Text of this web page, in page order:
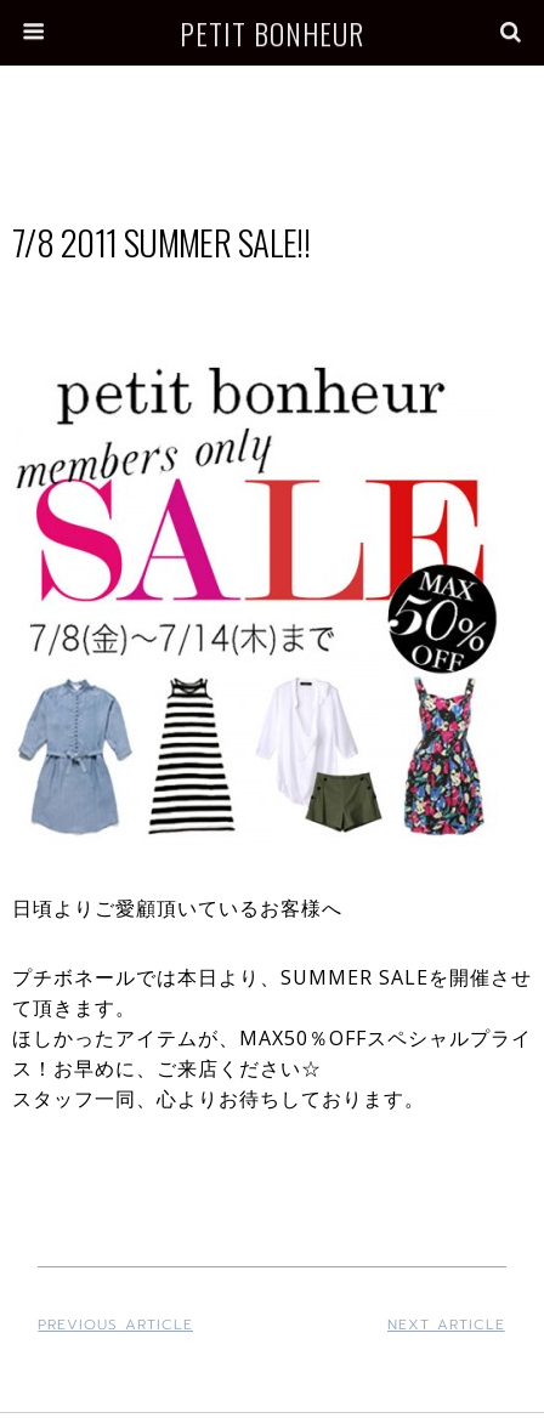
PETIT BONHEUR
7/8 2011 SUMMER SALE!!
日頃よりご愛顧頂いているお客様へ
プチボネールでは本日より、SUMMER SALEを開催させ
て頂きます。
ほしかったアイテムが、MAX50％OFFスペシャルプライ
ス！お早めに、ご来店ください☆
スタッフ一同、心よりお待ちしております。
PREVIOUS ARTICLE NEXT ARTICLE